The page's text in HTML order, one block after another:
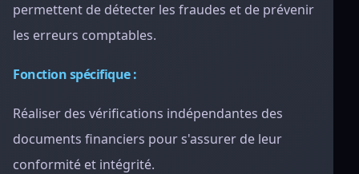
permettent de détecter les fraudes et de prévenir
les erreurs comptables.
Fonction spécifique :
Réaliser des vérifications indépendantes des
documents financiers pour s'assurer de leur
conformité et intégrité.